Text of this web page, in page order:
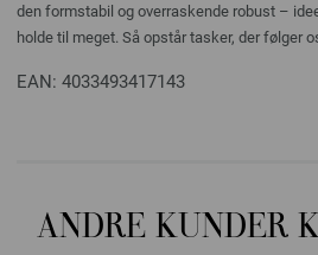
den formstabil og overraskende robust –
holde til meget. Så opstår tasker, der følger
EAN: 4033493417143
ANDRE KUNDER